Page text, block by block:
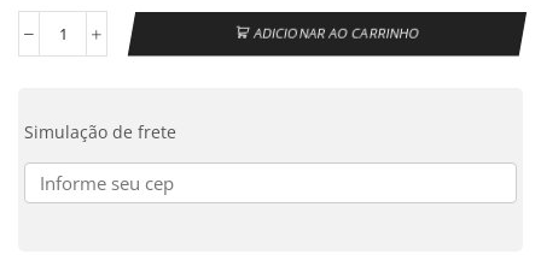
ADICIONAR AO CARRINHO
Simulação de frete